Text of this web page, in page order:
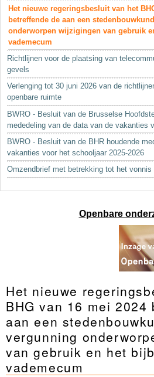
Het nieuwe regeringsbesluit van het
betreffende de aan een
onderworpen wijzigingen van gebruik
vademecum
Richtlijnen voor de plaatsing van
gevels
Verlenging tot 30 juni 2026 van de
openbare ruimte
BWRO - Besluit van de Brusselse
mededeling van de data van de vakanties
BWRO - Besluit van de BHR houdende
vakanties voor het schooljaar 2025-2026
Omzendbrief met betrekking tot het vonnis
Openbare
Het nieuwe
BHG van 16 mei 2024
aan een
vergunning
van gebruik en het
vademecum